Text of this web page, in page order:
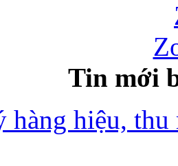
Tin mới
hàng hiệu,